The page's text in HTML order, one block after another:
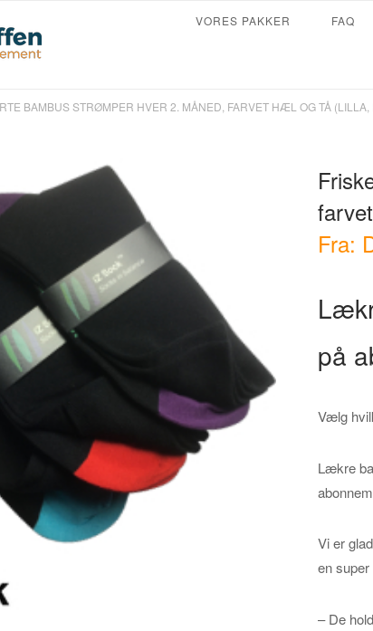
VORES PAKKER FAQ
BAMBUS STRØMPER HVER 2. MÅNED, FARVET HÆL OG TÅ
Fra:
på
Vælg
Lækre
Vi er
en
– De